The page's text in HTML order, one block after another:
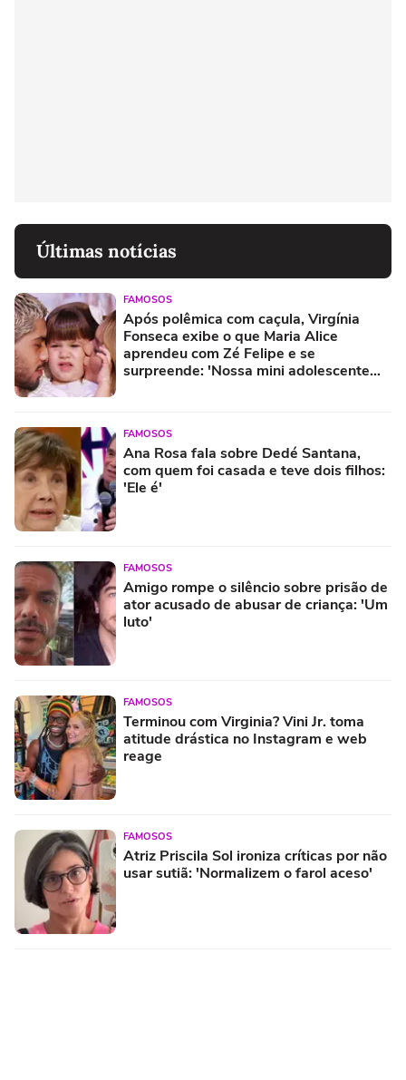
Últimas notícias
FAMOSOS
Após polêmica com caçula, Virgínia
Fonseca exibe o que Maria Alice
aprendeu com Zé Felipe e se
surpreende: 'Nossa mini adolescente
FAMOSOS
Ana Rosa fala sobre Dedé Santana,
com quem foi casada e teve dois filhos:
'Ele é'
FAMOSOS
Amigo rompe o silêncio sobre prisão de
ator acusado de abusar de criança: 'Um
luto'
FAMOSOS
Terminou com Virginia? Vini Jr. toma
atitude drástica no Instagram e web
reage
FAMOSOS
Atriz Priscila Sol ironiza críticas por não
usar sutiã: 'Normalizem o farol aceso'